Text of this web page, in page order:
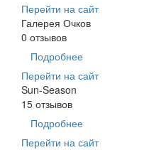
Перейти на сайт
Галерея Очков
0 отзывов
Подробнее
Перейти на сайт
Sun-Season
15 отзывов
Подробнее
Перейти на сайт